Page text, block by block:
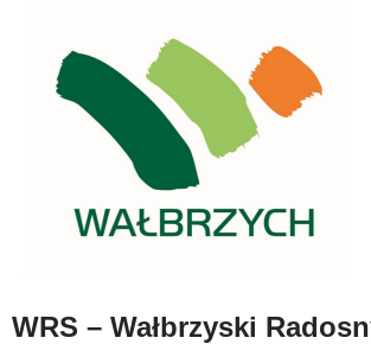
WRS – Wałbrzyski